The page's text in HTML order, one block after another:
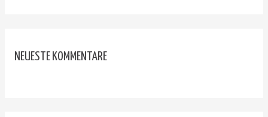
NEUESTE KOMMENTARE